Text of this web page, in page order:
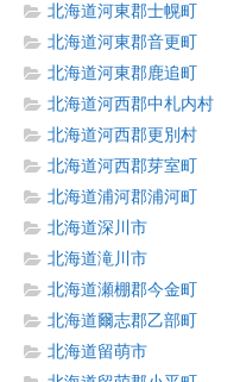
北海道河東郡士幌町
北海道河東郡音更町
北海道河東郡鹿追町
北海道河西郡中札内村
北海道河西郡更別村
北海道河西郡芽室町
北海道浦河郡浦河町
北海道深川市
北海道滝川市
北海道瀬棚郡今金町
北海道爾志郡乙部町
北海道留萌市